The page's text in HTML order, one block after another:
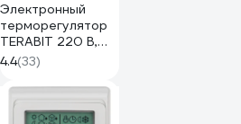
Электронный
терморегулятор
TERABIT 220 В,
1500 Вт XH-
W3001
4.4(33)